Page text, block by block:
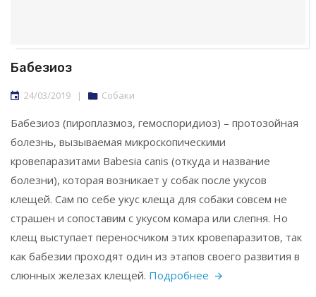
Бабезиоз
24/03/2019 | Собаки
Бабезиоз (пироплазмоз, гемоспоридиоз) – протозойная
болезнь, вызываемая микроскопическими
кровепаразитами Babesia canis (откуда и название
болезни), которая возникает у собак после укусов
клещей. Сам по себе укус клеща для собаки совсем не
страшен и сопоставим с укусом комара или слепня. Но
клещ выступает переносчиком этих кровепаразитов, так
как бабезии проходят один из этапов своего развития в
слюнных железах клещей. Подробнее